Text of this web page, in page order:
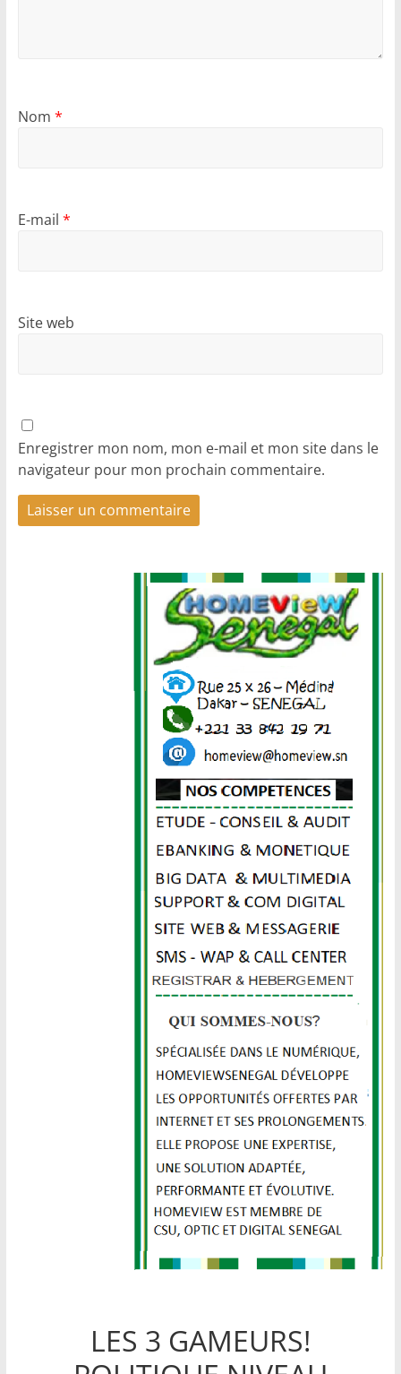
Nom *
E-mail *
Site web
Enregistrer mon nom, mon e-mail et mon site dans le
navigateur pour mon prochain commentaire.
LES 3 GAMEURS!